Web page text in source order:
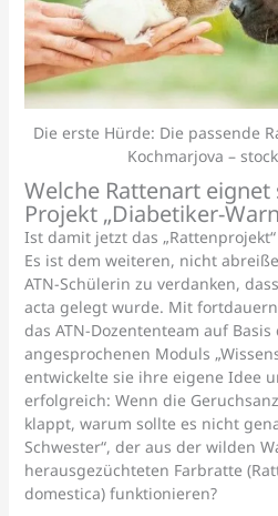
Die erste Hürde: Die passende
Kochmarjova –
Welche Rattenart eignet
Projekt „Diabetiker-
Ist damit jetzt das
Es ist dem weiteren, nicht
ATN-Schülerin zu verdanken,
acta gelegt wurde. Mit
das ATN-Dozententeam auf
angesprochenen Moduls
entwickelte sie ihre eigene Idee
erfolgreich: Wenn die
klappt, warum sollte es nicht
Schwester“, der aus der wilden
herausgezüchteten Farbratte
domestica) funktionieren?